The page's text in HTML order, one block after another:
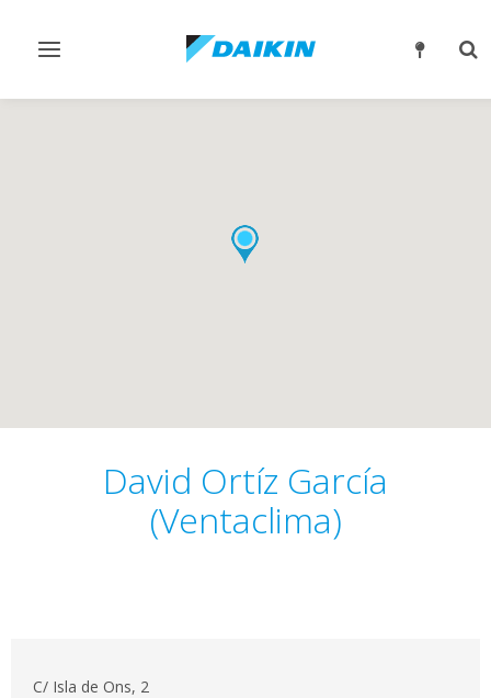
Alternar
David Ortíz García
(Ventaclima)
C/ Isla de Ons, 2